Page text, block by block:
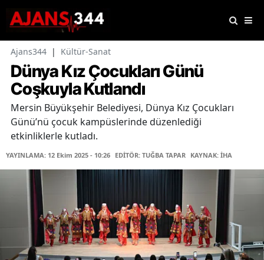
Ajans344 | Kültür-Sanat
Dünya Kız Çocukları Günü
Coşkuyla Kutlandı
Mersin Büyükşehir Belediyesi, Dünya Kız Çocukları
Günü’nü çocuk kampüslerinde düzenlediği
etkinliklerle kutladı.
YAYINLAMA: 12 Ekim 2025 - 10:26 EDİTÖR: TUĞBA TAPAR KAYNAK: İHA